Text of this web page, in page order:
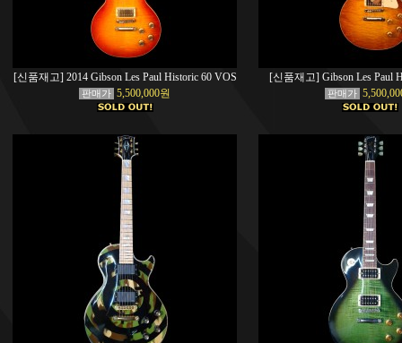
[신품재고] 2014 Gibson Les Paul Historic 60 VOS
판매가 5,500,000원
[신품재고] Gibson Les Paul
판매가